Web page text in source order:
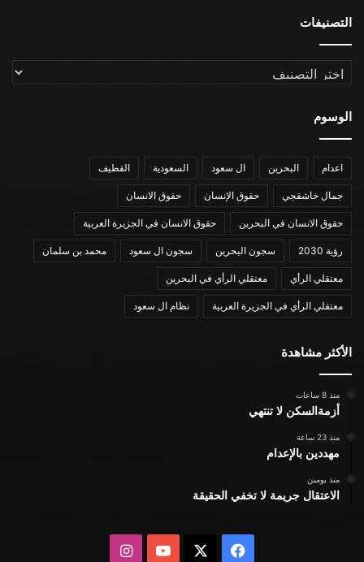
التصنيفات
التصنيفات
الوسوم
اعدام البحرين ال سعود السعودية القطيف
جمال خاشقجي حقوق الإنسان حقوق الانسان
حقوق الانسان في البحرين حقوق الانسان في الجزيرة العربية
رؤية 2030 سجون البحرين سجون ال سعود محمد بن سلمان
معتقلي الرأي معتقلي الرأي في البحرين
معتقلي الرأي في الجزيرة العربية نظام ال سعود
الأكثر مشاهدة
منذ 8 ساعات
أزمةالسكن لا تنتهي
منذ 23 ساعة
مهددين بالإعدام
منذ يومين
الاعتقال جريمة لا تخفي الحقيقة
فيسبوك يوتيوبانستقرام